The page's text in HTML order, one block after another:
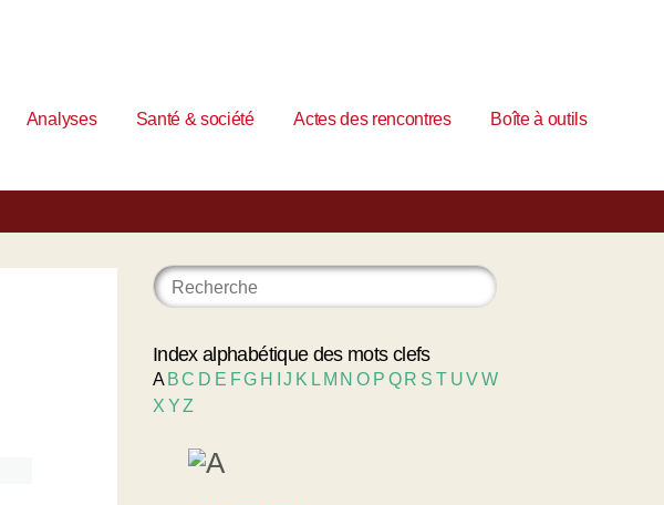
Analyses Santé & société Actes des rencontres
Boîte à outils
Index alphabétique des mots clefs
A BC D E FG H IJ K L M NO P Q R S T UVW
X YZ